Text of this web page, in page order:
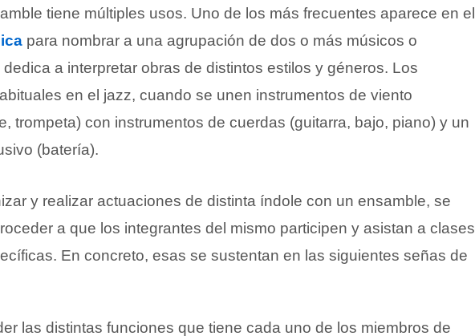
tiene múltiples usos. Uno de los más frecuentes aparece en el
para nombrar a una agrupación de dos o más músicos o
a interpretar obras de distintos estilos y géneros. Los
en el jazz, cuando se unen instrumentos de viento
trompeta) con instrumentos de cuerdas (guitarra, bajo, piano) y un
(batería).
y realizar actuaciones de distinta índole con un ensamble, se
a que los integrantes del mismo participen y asistan a clases
En concreto, esas se sustentan en las siguientes señas de
las distintas funciones que tiene cada uno de los miembros de